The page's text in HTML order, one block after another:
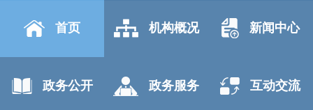
首页 机构概况 新闻中心
政务公开 政务服务 互动交流